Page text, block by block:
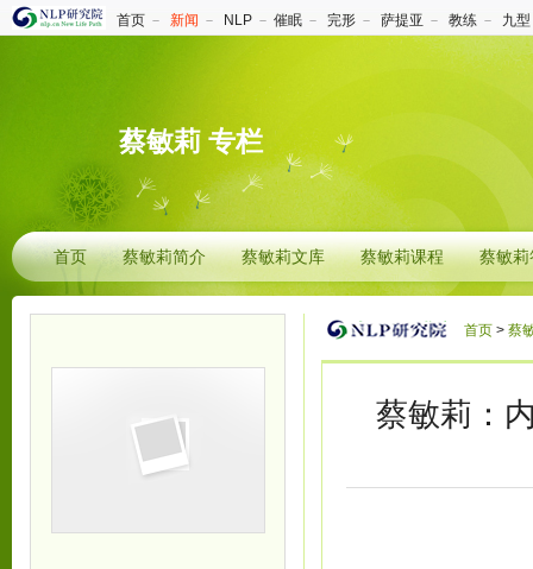
首页 － 新闻 － NLP － 催眠 － 完形 － 萨提亚 － 教练 － 九型
蔡敏莉 专栏
首页 蔡敏莉简介 蔡敏莉文库 蔡敏莉课程 蔡敏莉
首页 > 蔡
蔡敏莉：